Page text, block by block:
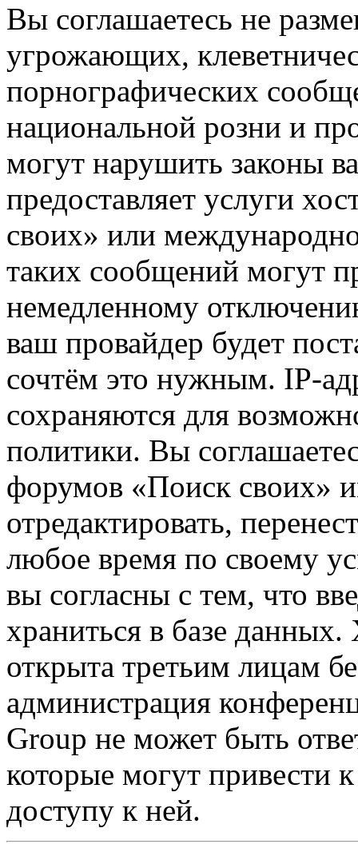
Вы соглашаетесь не
угрожающих,
порнографических
национальной розни и
могут нарушить законы
предоставляет услуги
своих» или
таких сообщений могут
немедленному
ваш провайдер будет
сочтём это нужным. IP-
сохраняются для
политики. Вы
форумов «Поиск своих»
отредактировать,
любое время по своему
вы согласны с тем, что
храниться в базе
открыта третьим лицам
администрация
Group не может быть
которые могут привести
доступу к ней.